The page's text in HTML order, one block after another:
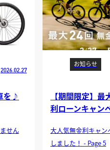
2026.02.27
を♪
せん
お知らせ
【期間限定】
利ローンキャン
大人気無金利キャン
しました！ - Page 5